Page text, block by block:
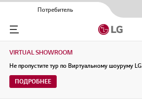
Потребитель
Menu
VIRTUAL SHOWROOM
Не пропустите тур по Виртуальному шоуруму LG
ПОДРОБНЕЕ